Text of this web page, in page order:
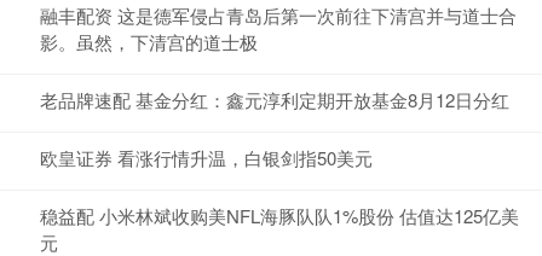
融丰配资 这是德军侵占青岛后第一次前往下清宫并与道士合
影。虽然，下清宫的道士极
老品牌速配 基金分红：鑫元淳利定期开放基金8月12日分红
欧皇证券 看涨行情升温，白银剑指50美元
稳益配 小米林斌收购美NFL海豚队队1%股份 估值达125亿美
元